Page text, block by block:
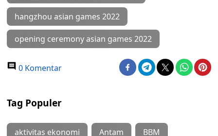
hangzhou asian games 2022
opening ceremony asian games 2022
0 Komentar
Tag Populer
aktivitas ekonomi Antam BBM